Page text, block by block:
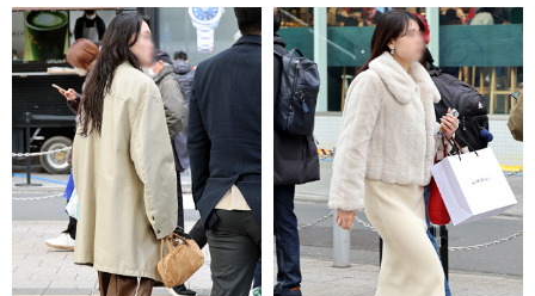
スがよくてどんなボトムスとも合わせやす
いのがお気に入り。